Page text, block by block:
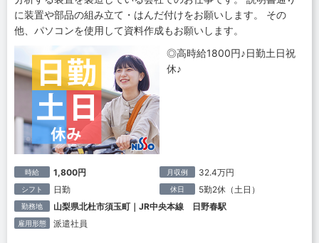
に装置や部品の組み立て・はんだ付けをお願いします。 その
他、パソコンを使用して資料作成もお願いします。
◎高時給1800円♪日勤土日祝
休♪
時給 1,800円 月収例 32.4万円
シフト 日勤 休日 5勤2休（土日）
勤務地 山梨県北杜市須玉町｜JR中央本線 日野春駅
雇用形態 派遣社員